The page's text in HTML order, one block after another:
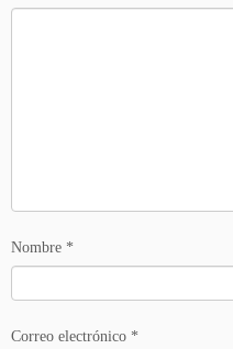
Nombre *
Correo electrónico *